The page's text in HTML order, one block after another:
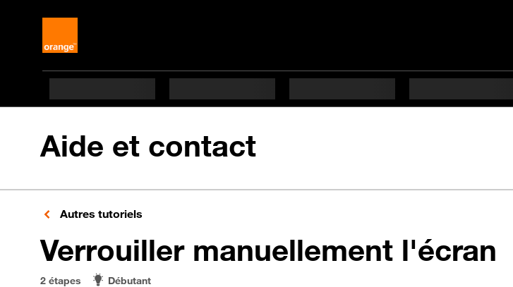
Aide et contact
Autres tutoriels
Verrouiller manuellement l'écran
2 étapes Débutant